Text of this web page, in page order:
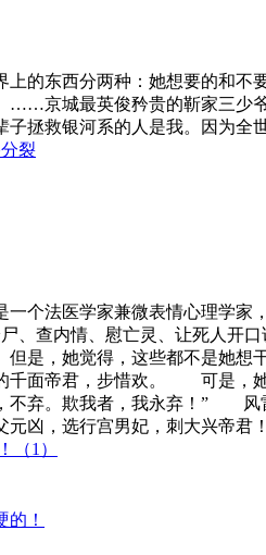
的东西分两种：她想要的和不
……京城最英俊矜贵的靳家三少
子拯救银河系的人是我。因为
裂
法医学家兼微表情心理学家
内情、慰亡灵、让死人开口
她觉得，这些都不是她想
面帝君，步惜欢。 可是，她
，不弃。欺我者，我永弃！
元凶，选行宫男妃，刺大兴帝
（1）
！